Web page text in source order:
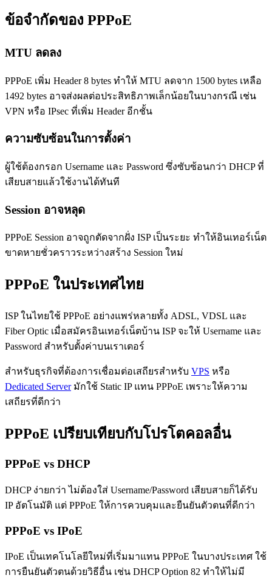
ข้อจำกัดของ PPPoE
MTU ลดลง
PPPoE เพิ่ม Header 8 bytes ทำให้ MTU ลดจาก 1500 bytes เหลือ
1492 bytes อาจส่งผลต่อประสิทธิภาพเล็กน้อยในบางกรณี เช่น
VPN หรือ IPsec ที่เพิ่ม Header อีกชั้น
ความซับซ้อนในการตั้งค่า
ผู้ใช้ต้องกรอก Username และ Password ซึ่งซับซ้อนกว่า DHCP ที่
เสียบสายแล้วใช้งานได้ทันที
Session อาจหลุด
PPPoE Session อาจถูกตัดจากฝั่ง ISP เป็นระยะ ทำให้อินเทอร์เน็ต
ขาดหายชั่วคราวระหว่างสร้าง Session ใหม่
PPPoE ในประเทศไทย
ISP ในไทยใช้ PPPoE อย่างแพร่หลายทั้ง ADSL, VDSL และ
Fiber Optic เมื่อสมัครอินเทอร์เน็ตบ้าน ISP จะให้ Username และ
Password สำหรับตั้งค่าบนเราเตอร์
สำหรับธุรกิจที่ต้องการเชื่อมต่อเสถียรสำหรับ VPS หรือ
Dedicated Serverมักใช้ Static IP แทน PPPoE เพราะให้ความ
เสถียรที่ดีกว่า
PPPoE เปรียบเทียบกับโปรโตคอลอื่น
PPPoE vs DHCP
DHCP ง่ายกว่า ไม่ต้องใส่ Username/Password เสียบสายก็ได้รับ
IP อัตโนมัติ แต่ PPPoE ให้การควบคุมและยืนยันตัวตนที่ดีกว่า
PPPoE vs IPoE
IPoE เป็นเทคโนโลยีใหม่ที่เริ่มมาแทน PPPoE ในบางประเทศ ใช้
การยืนยันตัวตนด้วยวิธีอื่น เช่น DHCP Option 82 ทำให้ไม่มี